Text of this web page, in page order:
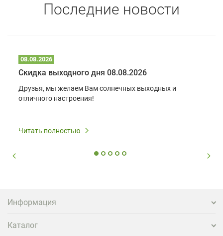
Последние новости
08.08.2026
Скидка выходного дня 08.08.2026
Друзья, мы желаем Вам солнечных выходных и
отличного настроения!
Читать полностью
Информация
Каталог